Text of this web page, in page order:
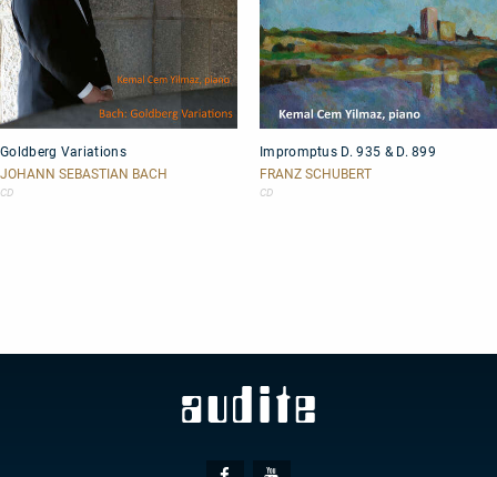
Variations
Goldberg Variations
JOHANN SEBASTIAN BACH
CD
D.
935
&
Impromptus D. 935 & D. 899
FRANZ SCHUBERT
CD
Social